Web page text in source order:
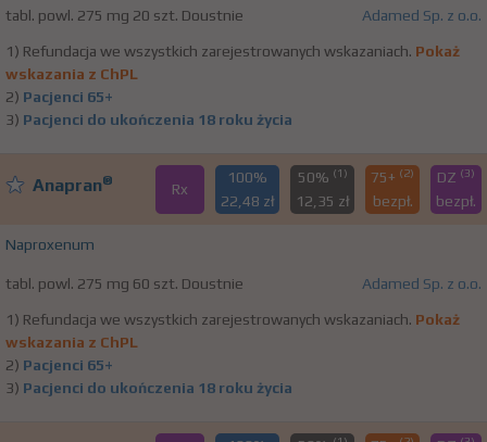
tabl. powl. 275 mg 20 szt. Doustnie Adamed Sp. z o.o.
1) Refundacja we wszystkich zarejestrowanych wskazaniach. Pokaż
wskazania z ChPL
2) Pacjenci 65+
3) Pacjenci do ukończenia 18 roku życia
Anapran® Rx
100%
22,48 zł
50% (1)
12,35 zł
75+ (2)
bezpł.
DZ (3)
bezpł.
Naproxenum
tabl. powl. 275 mg 60 szt. Doustnie Adamed Sp. z o.o.
1) Refundacja we wszystkich zarejestrowanych wskazaniach. Pokaż
wskazania z ChPL
2) Pacjenci 65+
3) Pacjenci do ukończenia 18 roku życia